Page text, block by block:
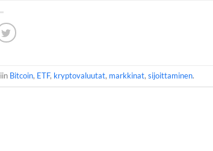
Bitcoin, ETF, kryptovaluutat, markkinat,sijoittaminen.